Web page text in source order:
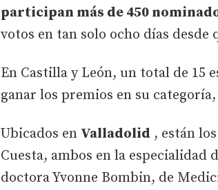
participan más de 450
votos en tan solo ocho días desde
En Castilla y León, un total de 15
ganar los premios en su categoría,
Ubicados en Valladolid , están
Cuesta, ambos en la
doctora Yvonne Bombin, de